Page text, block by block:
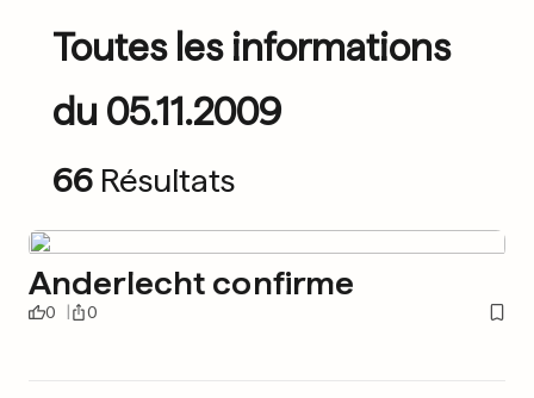
Toutes les informations
du 05.11.2009
66 Résultats
Anderlecht confirme
0 0